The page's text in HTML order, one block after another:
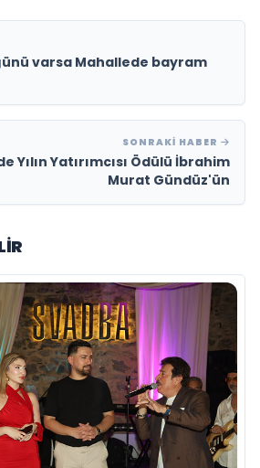
bayram
SONRAKI HABER
Yılın Yatırımcısı Ödülü İbrahim
Murat Gündüz'ün